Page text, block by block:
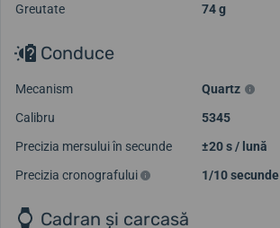
Greutate
74 g
Conduce
Mecanism
Quartz
Calibru
5345
Precizia mersului în secunde
±20 s / lună
Precizia cronografului
1/10 secunde
Cadran și carcasă